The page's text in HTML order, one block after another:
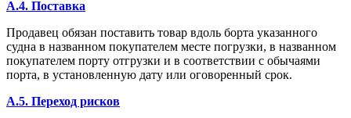
A.4. Поставка
Продавец обязан поставить товар вдоль борта указанного
судна в названном покупателем месте погрузки, в названном
покупателем порту отгрузки и в соответствии с обычаями
порта, в установленную дату или оговоренный срок.
A.5. Переход рисков